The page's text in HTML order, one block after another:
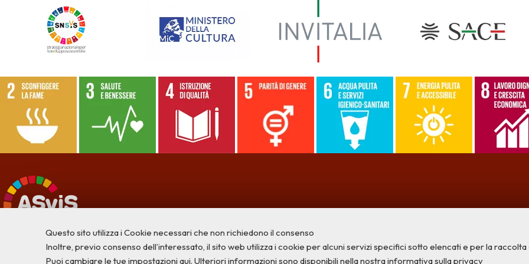
Questo sito utilizza i Cookie necessari che non richiedono il consenso
Inoltre, previo consenso dell’interessato, il sito web utilizza i cookie per alcuni servizi specifici sotto elencati e per la raccolta
Puoi cambiare le tue impostazioni qui. Ulteriori informazioni sono disponibili nella nostrainformativa sulla privacy